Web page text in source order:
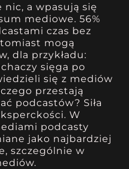
nic, a wpasują się
mediowe. 56%
czas bez
mogą
dla przykładu:
sięga po
się z mediów
przestają
podcastów? Siła
W
podcasty
jako najbardziej
szczególnie w